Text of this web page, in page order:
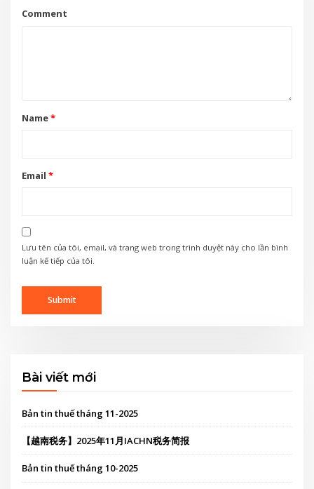
Lưu tên của tôi, email, và trang web trong trình duyệt này cho lần bình
Bài viết mới
Bản tin thuế tháng 11-2025
【越南税务】2025年11月IACHN税务简报
Bản tin thuế tháng 10-2025